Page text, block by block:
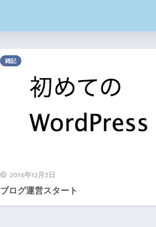
2016年12月3日
ブログ運営スタート
雑記